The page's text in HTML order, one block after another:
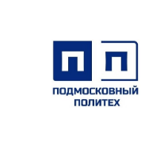
содержимому